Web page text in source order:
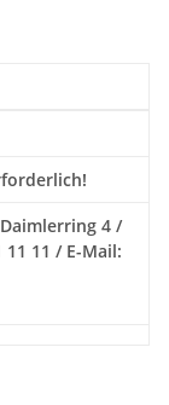
4 /
11 11 / E-Mail: